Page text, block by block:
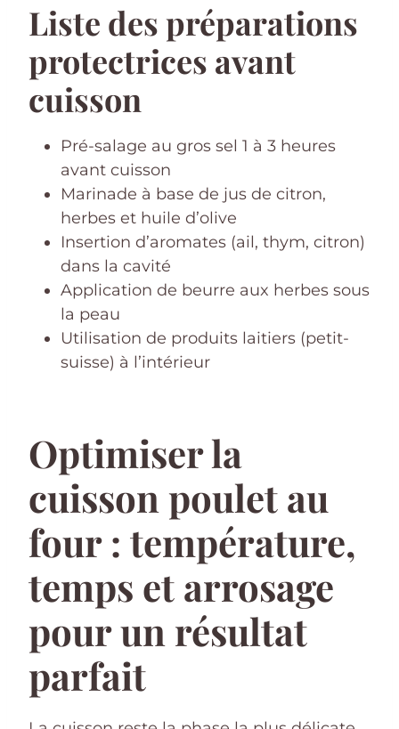
Liste des préparations
protectrices avant
cuisson
Pré-salage au gros sel 1 à 3 heures
avant cuisson
Marinade à base de jus de citron,
herbes et huile d’olive
Insertion d’aromates (ail, thym, citron)
dans la cavité
Application de beurre aux herbes sous
la peau
Utilisation de produits laitiers (petit-
suisse) à l’intérieur
Optimiser la
cuisson poulet au
four : température,
temps et arrosage
pour un résultat
parfait